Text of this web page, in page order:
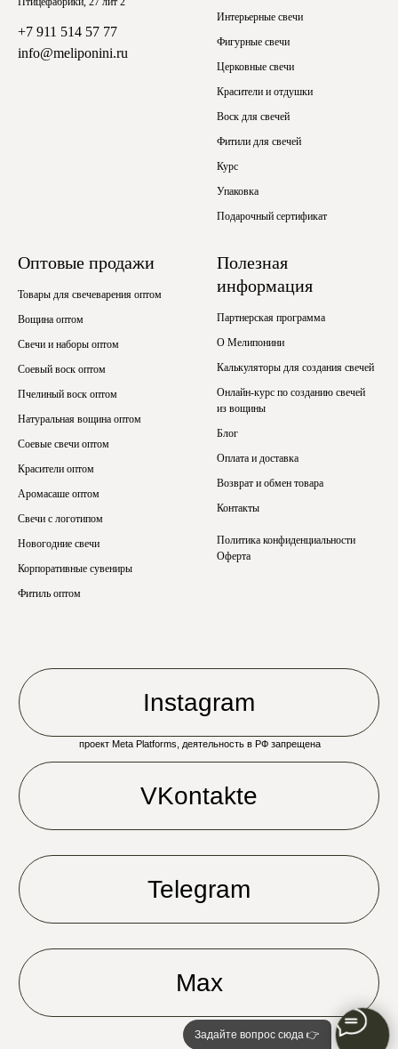
Задайте вопрос сюда 👉
+7 911 514 57 77
info@meliponini.ru
Интерьерные свечи
Фигурные свечи
Церковные свечи
Красители и отдушки
Воск для свечей
Фитили для свечей
Курс
Упаковка
Подарочный сертификат
Оптовые продажи
Товары для свечеварения оптом
Вощина оптом
Свечи и наборы оптом
Соевый воск оптом
Пчелиный воск оптом
Натуральная вощина оптом
Соевые свечи оптом
Красители оптом
Аромасаше оптом
Свечи с логотипом
Новогодние свечи
Корпоративные сувениры
Фитиль оптом
Полезная
информация
Партнерская программа
О Мелипонини
Калькуляторы для создания свечей
Онлайн-курс по созданию свечей
из вощины
Блог
Оплата и доставка
Возврат и обмен товара
Контакты
Политика конфиденциальности
Оферта